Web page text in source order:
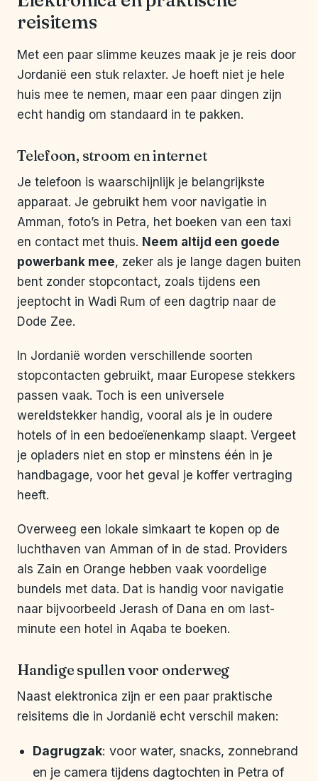
reisitems
Met een paar slimme keuzes maak je je reis door
Jordanië een stuk relaxter. Je hoeft niet je hele
huis mee te nemen, maar een paar dingen zijn
echt handig om standaard in te pakken.
Telefoon, stroom en internet
Je telefoon is waarschijnlijk je belangrijkste
apparaat. Je gebruikt hem voor navigatie in
Amman, foto’s in Petra, het boeken van een taxi
en contact met thuis. Neem altijd een goede
powerbank mee, zeker als je lange dagen buiten
bent zonder stopcontact, zoals tijdens een
jeeptocht in Wadi Rum of een dagtrip naar de
Dode Zee.
In Jordanië worden verschillende soorten
stopcontacten gebruikt, maar Europese stekkers
passen vaak. Toch is een universele
wereldstekker handig, vooral als je in oudere
hotels of in een bedoeïenenkamp slaapt. Vergeet
je opladers niet en stop er minstens één in je
handbagage, voor het geval je koffer vertraging
heeft.
Overweeg een lokale simkaart te kopen op de
luchthaven van Amman of in de stad. Providers
als Zain en Orange hebben vaak voordelige
bundels met data. Dat is handig voor navigatie
naar bijvoorbeeld Jerash of Dana en om last-
minute een hotel in Aqaba te boeken.
Handige spullen voor onderweg
Naast elektronica zijn er een paar praktische
reisitems die in Jordanië echt verschil maken:
Dagrugzak: voor water, snacks, zonnebrand
en je camera tijdens dagtochten in Petra of